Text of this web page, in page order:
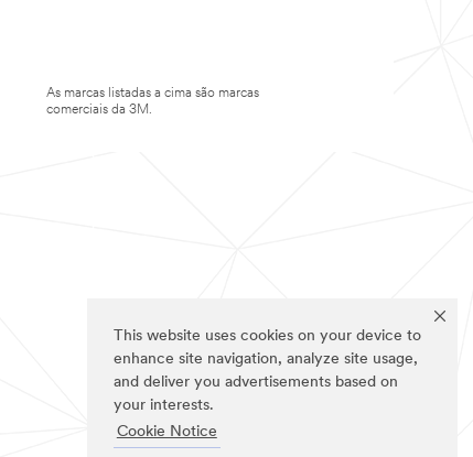
This website uses cookies on your device to
enhance site navigation, analyze site usage,
and deliver you advertisements based on
your interests.
Cookie Notice
As marcas listadas a cima são marcas
comerciais da 3M.